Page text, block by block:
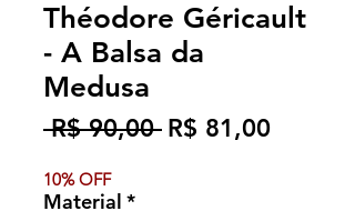
Théodore Géricault
- A Balsa da
Medusa
R$ 90,00 Preço
R$ 81,00Preço
10% OFF
Material *